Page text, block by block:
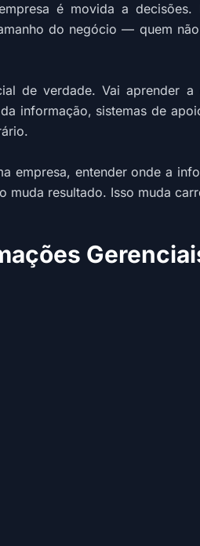
é movida a
do negócio — quem
de verdade. Vai aprender
informação, sistemas de
empresa, entender onde a
muda resultado. Isso muda